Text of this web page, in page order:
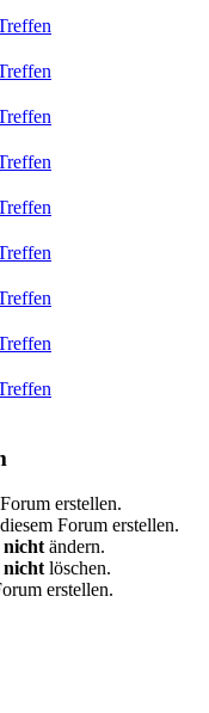
erstellen.
Forum erstellen.
nicht ändern.
nicht löschen.
erstellen.